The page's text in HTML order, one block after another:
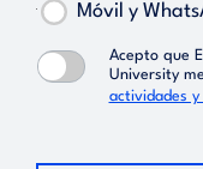
Móvil y
Acepto que
University
actividades y